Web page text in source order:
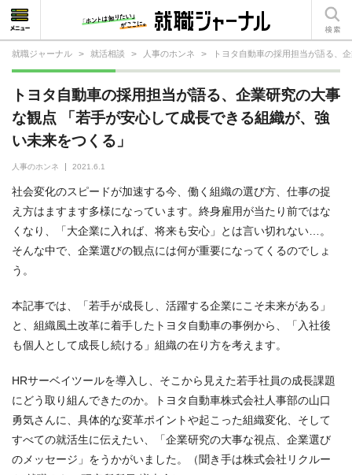
就職ジャーナル > 就活相談 > 人事のホンネ > トヨタ自動車の採用担当が語る、
トヨタ自動車の採用担当が語る、企業研究の大事
な観点 「若手が安心して成長できる組織が、強
い未来をつくる」
人事のホンネ 2021.6.1
社会変化のスピードが加速する今、働く組織の選び方、仕事の捉
え方はますます多様になっています。終身雇用が当たり前ではな
くなり、「大企業に入れば、将来も安心」とは言い切れない…。
そんな中で、企業選びの観点には何が重要になってくるのでしょ
う。
本記事では、「若手が成長し、活躍する企業にこそ未来がある」
と、組織風土改革に着手したトヨタ自動車の事例から、「入社後
も個人として成長し続ける」組織の在り方を考えます。
HRサーベイツールを導入し、そこから見えた若手社員の成長課題
にどう取り組んできたのか。トヨタ自動車株式会社人事部の山口
勇気さんに、具体的な変革ポイントや起こった組織変化、そして
すべての就活生に伝えたい、「企業研究の大事な視点、企業選び
のメッセージ」をうかがいました。（聞き手は株式会社リクルー
就活相談
就活ノウハウ
仕事の選び方・ヒント
仕事とは？
就活コラム